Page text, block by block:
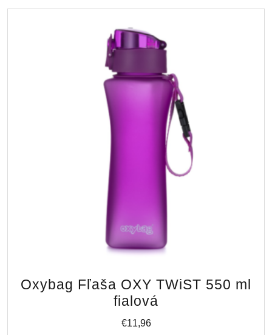
Oxybag Fľaša OXY TWiST 550 ml
fialová
€11,96